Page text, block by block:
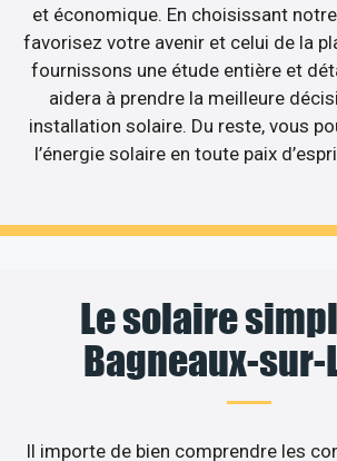
et économique. En choisissant
favorisez votre avenir et celui de la
fournissons une étude entière et
aidera à prendre la meilleure
installation solaire. Du reste, vous
l’énergie solaire en toute paix
Le solaire
Bagneaux-sur-
Il importe de bien comprendre les